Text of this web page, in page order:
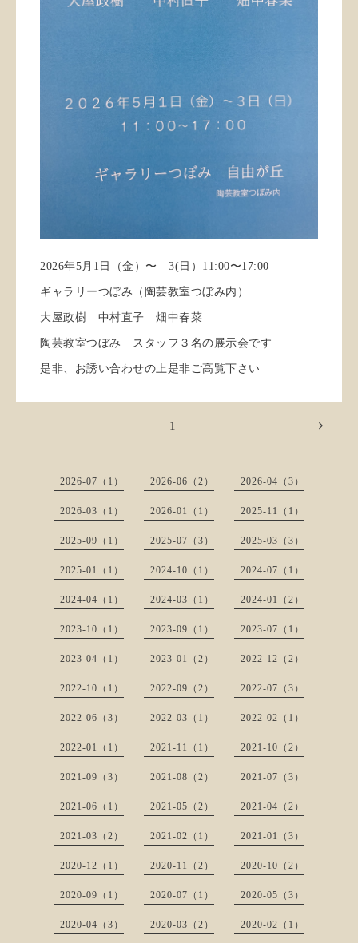
2026年5月1日（金）〜 3(日）11:00〜17:00
ギャラリーつぼみ（陶芸教室つぼみ内）
大屋政樹 中村直子 畑中春菜
陶芸教室つぼみ スタッフ３名の展示会です
是非、お誘い合わせの上是非ご高覧下さい
1
2026-07（1） 2026-06（2） 2026-04（3）
2026-03（1） 2026-01（1） 2025-11（1）
2025-09（1） 2025-07（3） 2025-03（3）
2025-01（1） 2024-10（1） 2024-07（1）
2024-04（1） 2024-03（1） 2024-01（2）
2023-10（1） 2023-09（1） 2023-07（1）
2023-04（1） 2023-01（2） 2022-12（2）
2022-10（1） 2022-09（2） 2022-07（3）
2022-06（3） 2022-03（1） 2022-02（1）
2022-01（1） 2021-11（1） 2021-10（2）
2021-09（3） 2021-08（2） 2021-07（3）
2021-06（1） 2021-05（2） 2021-04（2）
2021-03（2） 2021-02（1） 2021-01（3）
2020-12（1） 2020-11（2） 2020-10（2）
2020-09（1） 2020-07（1） 2020-05（3）
2020-04（3） 2020-03（2） 2020-02（1）